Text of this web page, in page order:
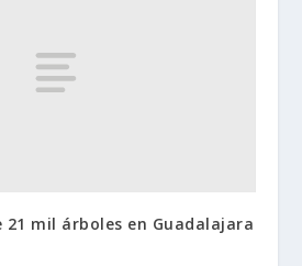
mil árboles en Guadalajara